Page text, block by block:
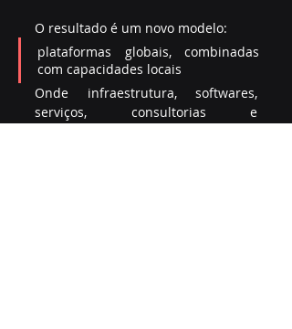
O resultado é um novo modelo:
plataformas globais, combinadas
com capacidades locais
Onde infraestrutura, softwares,
serviços, consultorias e